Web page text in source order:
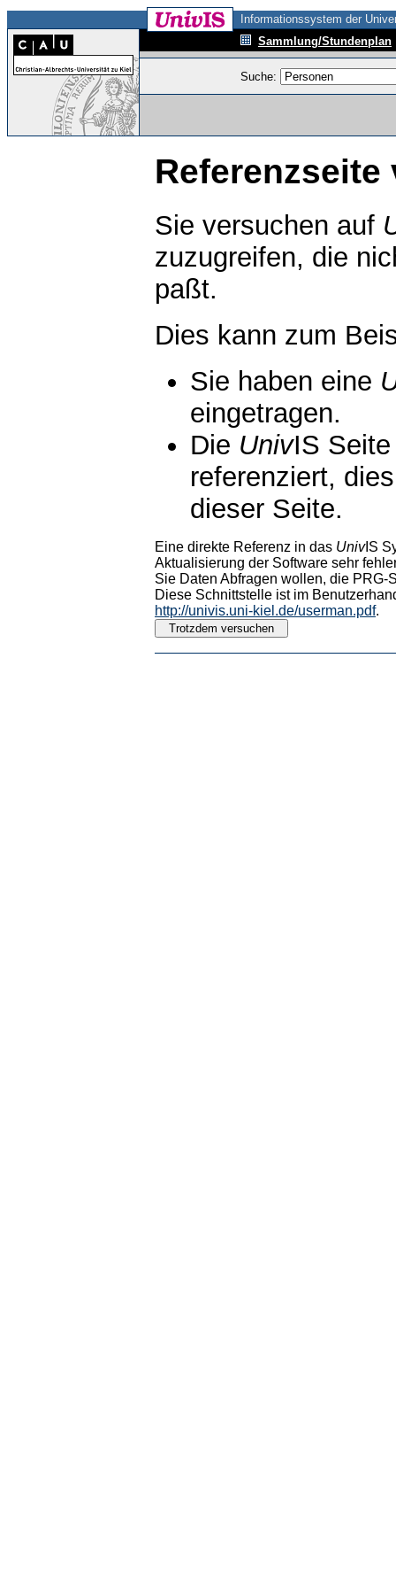
Informationssystem der
Sammlung/Stundenplan
Suche:
Referenzseite
Sie versuchen auf
zuzugreifen, die
paßt.
Dies kann zum
Sie haben eine
eingetragen.
Die UnivIS
referenziert,
dieser Seite.
Eine direkte Referenz in das UnivIS
Aktualisierung der Software sehr
Sie Daten Abfragen wollen, die PRG-
Diese Schnittstelle ist im
http://univis.uni-kiel.de/userman.pdf.